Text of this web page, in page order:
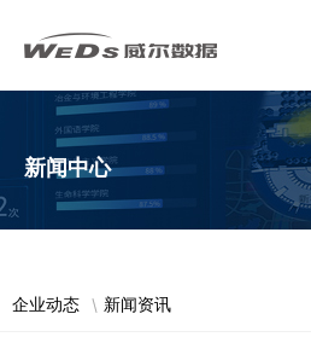
新闻中心
企业动态 新闻资讯